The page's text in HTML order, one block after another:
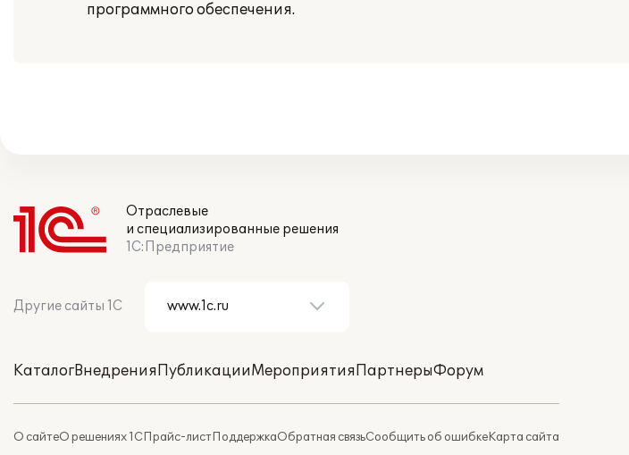
программного обеспечения.
Отраслевые
и специализированные решения
1С:Предприятие
Другие сайты 1С
КаталогВнедренияПубликацииМероприятияПартнерыФорум
О сайтеО решениях 1СПрайс-листПоддержкаОбратная связьСообщить об ошибкеКарта сайта